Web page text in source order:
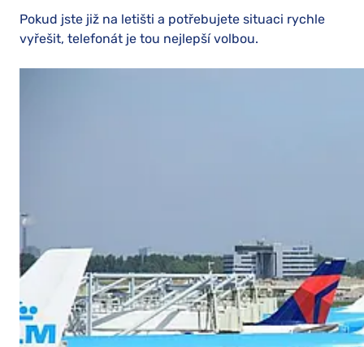
Pokud jste již na letišti a potřebujete situaci rychle
vyřešit, telefonát je tou nejlepší volbou.